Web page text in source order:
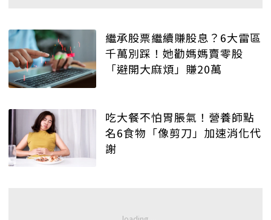
繼承股票繼續賺股息？6大雷區
千萬別踩！她勸媽媽賣零股
「避開大麻煩」賺20萬
吃大餐不怕胃脹氣！營養師點
名6食物「像剪刀」加速消化代
謝